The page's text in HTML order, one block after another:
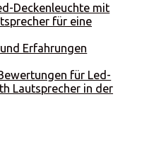
Deckenleuchte mit
für eine
Erfahrungen
für Led-
Lautsprecher in der